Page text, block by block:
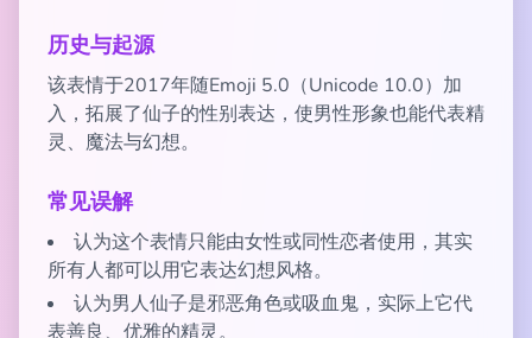
历史与起源
该表情于2017年随Emoji 5.0（Unicode 10.0）加
入，拓展了仙子的性别表达，使男性形象也能代表精
灵、魔法与幻想。
常见误解
认为这个表情只能由女性或同性恋者使用，其实
所有人都可以用它表达幻想风格。
认为男人仙子是邪恶角色或吸血鬼，实际上它代
表善良、优雅的精灵。